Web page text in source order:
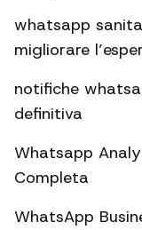
whatsapp
migliorare
notifiche
definitiva
Whatsapp
Completa
WhatsApp